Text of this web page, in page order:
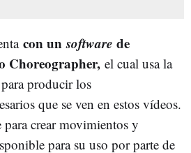
con unsoftware de
Choreographer, el cual usa la
producir los
que se ven en estos vídeos.
para crear movimientos y
para su uso por parte de